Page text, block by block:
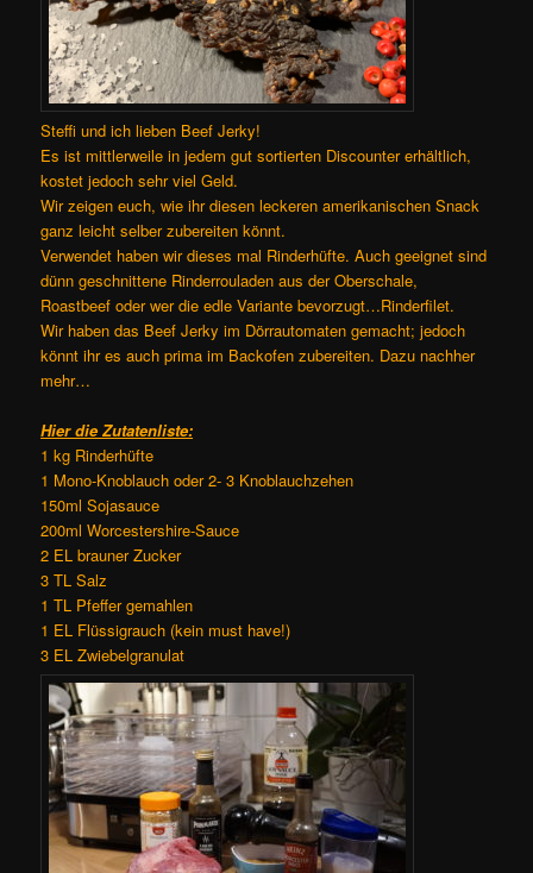
Steffi und ich lieben Beef Jerky!
Es ist mittlerweile in jedem gut sortierten Discounter erhältlich,
kostet jedoch sehr viel Geld.
Wir zeigen euch, wie ihr diesen leckeren amerikanischen Snack
ganz leicht selber zubereiten könnt.
Verwendet haben wir dieses mal Rinderhüfte. Auch geeignet sind
dünn geschnittene Rinderrouladen aus der Oberschale,
Roastbeef oder wer die edle Variante bevorzugt…Rinderfilet.
Wir haben das Beef Jerky im Dörrautomaten gemacht; jedoch
könnt ihr es auch prima im Backofen zubereiten. Dazu nachher
mehr…
Hier die Zutatenliste:
1 kg Rinderhüfte
1 Mono-Knoblauch oder 2- 3 Knoblauchzehen
150ml Sojasauce
200ml Worcestershire-Sauce
2 EL brauner Zucker
3 TL Salz
1 TL Pfeffer gemahlen
1 EL Flüssigrauch (kein must have!)
3 EL Zwiebelgranulat